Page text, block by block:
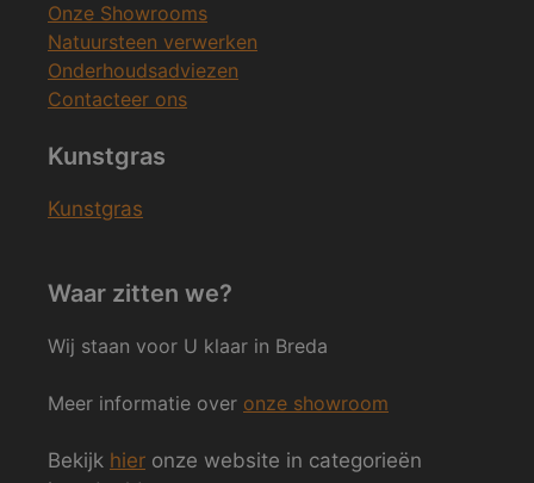
Onze Showrooms
Natuursteen verwerken
Onderhoudsadviezen
Contacteer ons
Kunstgras
Kunstgras
Waar zitten we?
Wij staan voor U klaar in Breda
Meer informatie over onze showroom
Bekijk hier onze website in categorieën